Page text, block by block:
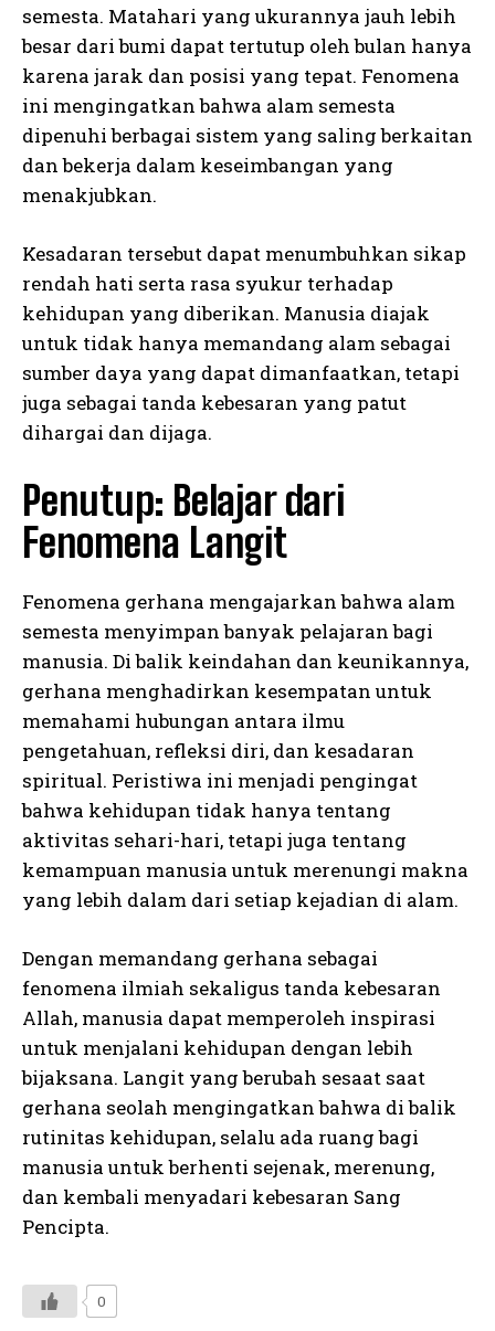
semesta. Matahari yang ukurannya jauh lebih
besar dari bumi dapat tertutup oleh bulan hanya
karena jarak dan posisi yang tepat. Fenomena
ini mengingatkan bahwa alam semesta
dipenuhi berbagai sistem yang saling berkaitan
dan bekerja dalam keseimbangan yang
menakjubkan.
Kesadaran tersebut dapat menumbuhkan sikap
rendah hati serta rasa syukur terhadap
kehidupan yang diberikan. Manusia diajak
untuk tidak hanya memandang alam sebagai
sumber daya yang dapat dimanfaatkan, tetapi
juga sebagai tanda kebesaran yang patut
dihargai dan dijaga.
Penutup: Belajar dari
Fenomena Langit
Fenomena gerhana mengajarkan bahwa alam
semesta menyimpan banyak pelajaran bagi
manusia. Di balik keindahan dan keunikannya,
gerhana menghadirkan kesempatan untuk
memahami hubungan antara ilmu
pengetahuan, refleksi diri, dan kesadaran
spiritual. Peristiwa ini menjadi pengingat
bahwa kehidupan tidak hanya tentang
aktivitas sehari-hari, tetapi juga tentang
kemampuan manusia untuk merenungi makna
yang lebih dalam dari setiap kejadian di alam.
Dengan memandang gerhana sebagai
fenomena ilmiah sekaligus tanda kebesaran
Allah, manusia dapat memperoleh inspirasi
untuk menjalani kehidupan dengan lebih
bijaksana. Langit yang berubah sesaat saat
gerhana seolah mengingatkan bahwa di balik
rutinitas kehidupan, selalu ada ruang bagi
manusia untuk berhenti sejenak, merenung,
dan kembali menyadari kebesaran Sang
Pencipta.
0